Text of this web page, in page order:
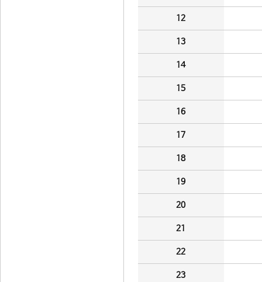
12
13
14
15
16
17
18
19
20
21
22
23